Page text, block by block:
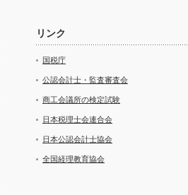
リンク
国税庁
公認会計士・監査審査会
商工会議所の検定試験
日本税理士会連合会
日本公認会計士協会
全国経理教育協会